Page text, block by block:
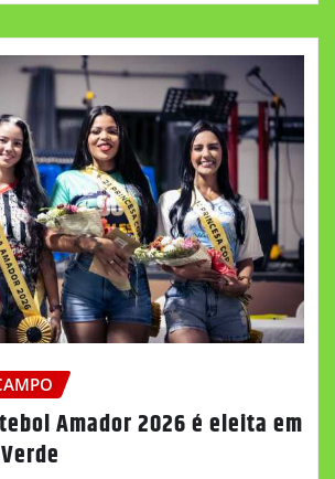
Amador 2026 é eleita em